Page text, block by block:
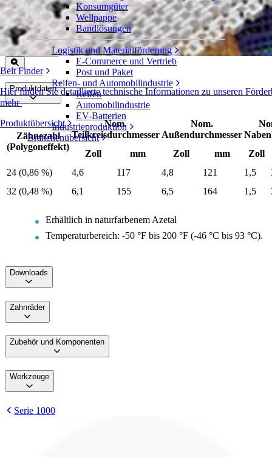
Belt Finder
Hier finden Sie detaillierte technische Informationen zu unseren
mehr
Produktübersicht
Konsumgüter
Wellpappe
Bandlösungen
Logistik und Materialförderung
E-Commerce und Vertrieb
Post und Paket
Reifen- und Automobilindustrie
Reifen
Automobilindustrie
EV-Batterien
Industrieproduktion
Branchenübersicht
Geteilte Zahnräder aus Azetal
Serie 1000
Freigeben Angebot einholen
Produktdaten
Zähnezahl
(Polygoneffekt)
Nom.
Teilkreisdurchmesser
Nom.
Außendurchmesser
Zoll
mm Zoll mm
Zoll
24 (0,86 %)
4,6 117 4,8 121 1,5
32 (0,48 %)
6,1 155 6,5 164 1,5
Erhältlich in naturfarbenem Azetal
Temperaturbereich: -50 °F bis 200 °F (-46 °C bis 93 °C).
Downloads
Zahnräder
Zubehör und Komponenten
Werkzeuge
Serie 1000